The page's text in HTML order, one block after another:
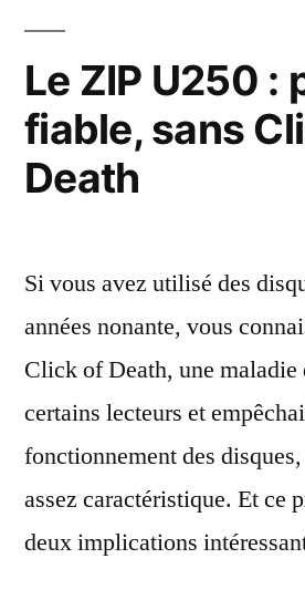
Le ZIP U250 :
fiable, sans
Death
Si vous avez utilisé des
années nonante, vous
Click of Death, une
certains lecteurs et
fonctionnement des
assez caractéristique. Et ce
deux implications